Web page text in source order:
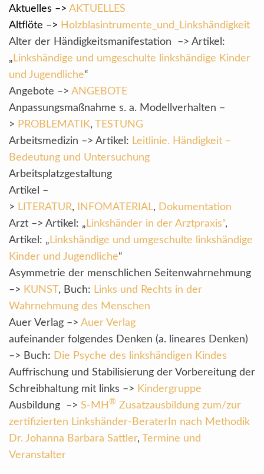
Aktuelles –> AKTUELLES
Altflöte –> Holzblasintrumente_und_Linkshändigkeit
Alter der Händigkeitsmanifestation –> Artikel:
„ Linkshändige und umgeschulte linkshändige Kinder
und Jugendliche“
Angebote –> ANGEBOTE
Anpassungsmaßnahme s. a. Modellverhalten –
> PROBLEMATIK, TESTUNG
Arbeitsmedizin –> Artikel: Leitlinie. Händigkeit –
Bedeutung und Untersuchung
Arbeitsplatzgestaltung
Artikel –
> LITERATUR, INFOMATERIAL, Dokumentation
Arzt –> Artikel: „ Linkshänder in der Arztpraxis“,
Artikel: „ Linkshändige und umgeschulte linkshändige
Kinder und Jugendliche“
Asymmetrie der menschlichen Seitenwahrnehmung
–> KUNST, Buch: Links und Rechts in der
Wahrnehmung des Menschen
Auer Verlag –> Auer Verlag
aufeinander folgendes Denken (a. lineares Denken)
–> Buch: Die Psyche des linkshändigen Kindes
Auffrischung und Stabilisierung der Vorbereitung der
Schreibhaltung mit links –> Kindergruppe
Ausbildung –> S-MH ® Zusatzausbildung zum/zur
zertifizierten Linkshänder-BeraterIn nach Methodik
Dr. Johanna Barbara Sattler, Termine und
Veranstalter